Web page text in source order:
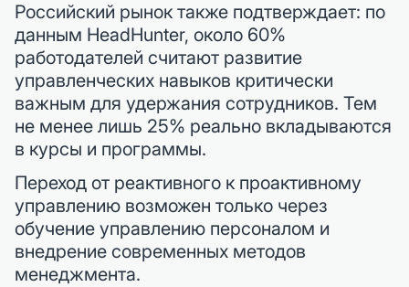
Российский рынок также подтверждает: по
данным HeadHunter, около 60%
работодателей считают развитие
управленческих навыков критически
важным для удержания сотрудников. Тем
не менее лишь 25% реально вкладываются
в курсы и программы.
Переход от реактивного к проактивному
управлению возможен только через
обучение управлению персоналом и
внедрение современных методов
менеджмента.